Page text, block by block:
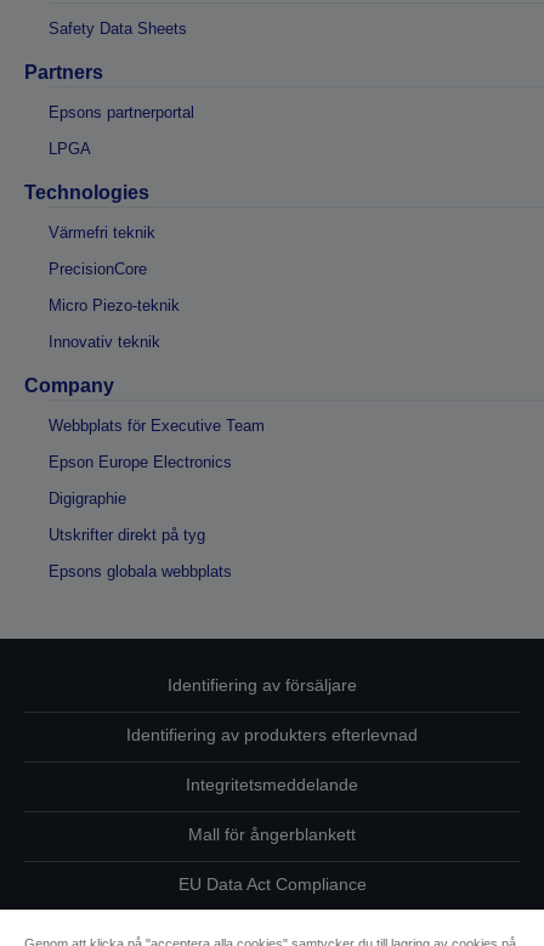
Safety Data Sheets
Partners
Epsons partnerportal
LPGA
Technologies
Värmefri teknik
PrecisionCore
Micro Piezo-teknik
Innovativ teknik
Company
Webbplats för Executive Team
Epson Europe Electronics
Digigraphie
Utskrifter direkt på tyg
Epsons globala webbplats
Identifiering av försäljare
Identifiering av produkters efterlevnad
Integritetsmeddelande
Mall för ångerblankett
EU Data Act Compliance
Kontakta oss angående dina uppgifter